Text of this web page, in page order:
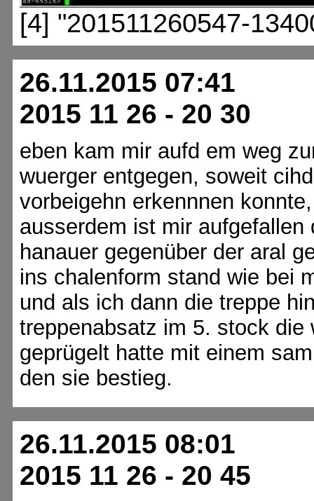
[4] "201511260547-
26.11.2015 07:41
2015 11 26 - 20 30
eben kam mir aufd em weg
wuerger entgegen, soweit
vorbeigehn erkennnen
ausserdem ist mir
hanauer gegenüber der aral
ins chalenform stand wie bei
und als ich dann die treppe
treppenabsatz im 5. stock
geprügelt hatte mit einem
den sie bestieg.
26.11.2015 08:01
2015 11 26 - 20 45